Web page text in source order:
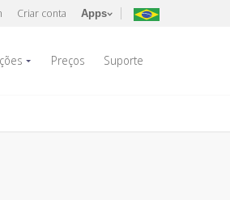
Criar conta Apps
Preços Suporte